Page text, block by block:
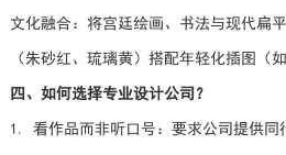
文化融合：将宫廷绘画、书法与现代扁
（朱砂红、琉璃黄）搭配年轻化插图（
四、如何选择专业设计公司？
1. 看作品而非听口号：要求公司提供同